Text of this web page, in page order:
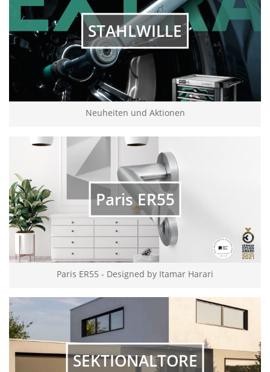
STAHLWILLE
Neuheiten und Aktionen
Paris ER55
Paris ER55 - Designed by Itamar Harari
SEKTIONALTORE